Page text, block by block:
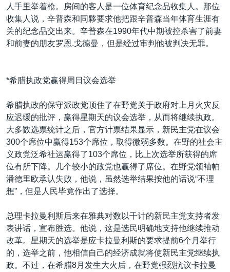
人手里举着枪。房间的客人是一位体育纪念品收集人。那位
收集人说，辛普森和同夥要求他把跟辛普森当年体育生涯有
关的纪念品交出来。辛普森在1990年代中期被控杀害了前妻
和前妻的朋友罗恩.戈德曼，但是经过审判他被判决无罪。
*希腊执政党赢得周日议会选举
希腊执政的保守派政党顶住了在野党关于政府对上月火灾反
应迟缓的批评，赢得星期天的议会选举，从而将继续执政。
大多数选票统计之后，官方计票结果显示，新民主党在议会
300个席位中赢得153个席位，取得微弱多数。在野的社会主
义政党泛希社运赢得了103个席位，比上次选举所获得的席
位有所下降。几个较小的政党也赢得了席位。在野党领袖帕
潘德里欧承认失败，他说，虽然选举结果按他的话说“不理
想”，但是人民毕竟作出了选择。
总理卡拉曼利斯后来在雅典对数以千计的新民主党支持者发
表讲话，宣布胜选。他说，这是选民明确地支持他继续推动
改革。星期天的选举是应卡拉曼利斯的要求提前6个月举行
的，选举之前，他相信自己的经济成就将使新民主党继续执
政。不过，在希腊8月发生大火后，在野党强烈抗议卡拉曼